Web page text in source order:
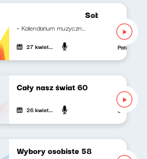
Sobotni brzask
- Kalendarium muzyczne Mateusz...
27 kwietnia 2024 Patryk
Cały nasz świat 60
26 kwietnia 2024 Jan
Wybory osobiste 58